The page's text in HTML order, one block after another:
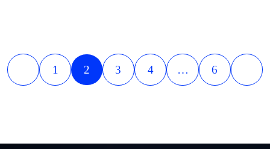
1 2 3 4 … 6